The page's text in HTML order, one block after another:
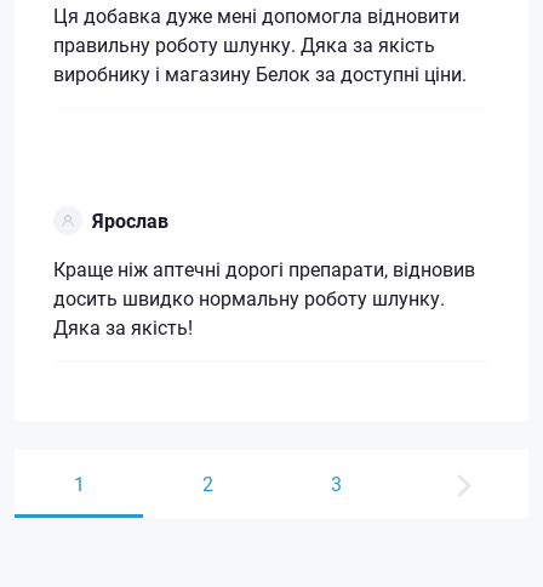
Ця добавка дуже мені допомогла відновити
правильну роботу шлунку. Дяка за якість
виробнику і магазину Белок за доступні ціни.
Ярослав
Краще ніж аптечні дорогі препарати, відновив
досить швидко нормальну роботу шлунку.
Дяка за якість!
1 2 3